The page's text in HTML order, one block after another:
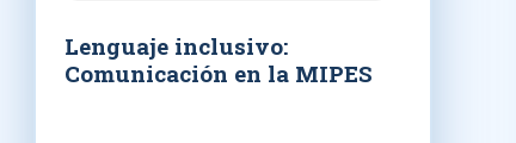
Lenguaje inclusivo:
Comunicación en la MIPES